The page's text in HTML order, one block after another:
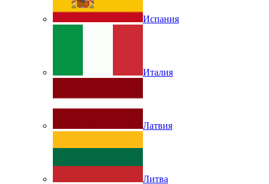
Испания
Италия
Латвия
Литва